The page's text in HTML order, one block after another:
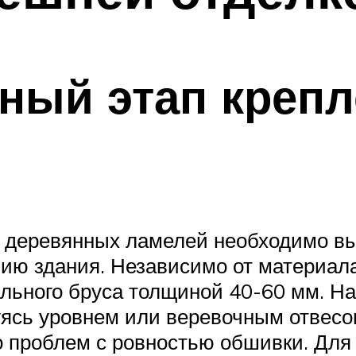
этап
ламелей необходимо
здания. Независимо от
бруса толщиной 40-60 мм.
уровнем или веревочным
с ровностью обшивки. Для